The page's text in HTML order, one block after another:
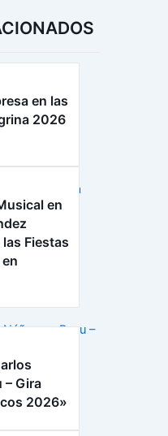
en las
2026
en
Fiestas
– Gira
2026»